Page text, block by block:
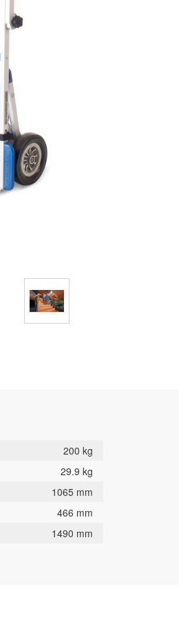
200 kg
29.9 kg
1065 mm
466 mm
1490 mm